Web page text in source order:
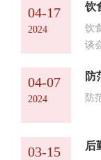
和
思
变
建
出
快
经
务
04-17
2024
饮
谈
04-07
2024
防
防
03-15